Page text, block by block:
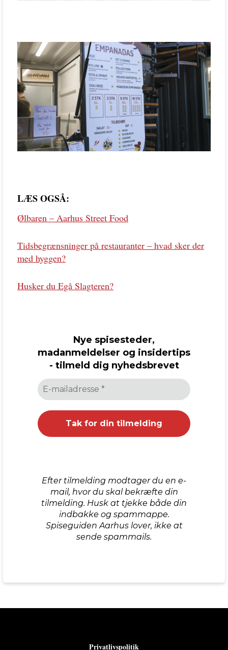
LÆS OGSÅ:
Ølbaren – Aarhus Street Food
Tidsbegrænsninger på restauranter – hvad sker der
med hyggen?
Husker du Egå Slagteren?
Nye spisesteder,
madanmeldelser og insidertips
- tilmeld dig nyhedsbrevet
Efter tilmelding modtager du en e-
mail, hvor du skal bekræfte din
tilmelding. Husk at tjekke både din
indbakke og spammappe.
Spiseguiden Aarhus lover, ikke at
sende spammails.
Privatlivspolitik